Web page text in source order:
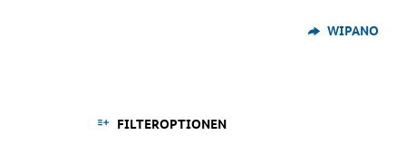
WIPANO
FILTEROPTIONEN